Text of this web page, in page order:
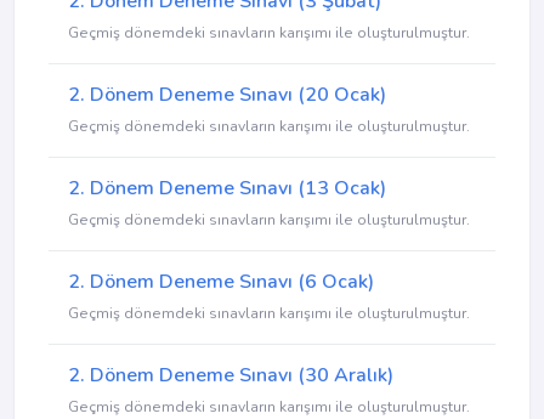
Geçmiş dönemdeki sınavların karışımı ile oluşturulmuştur.
2. Dönem Deneme Sınavı (20 Ocak)
Geçmiş dönemdeki sınavların karışımı ile oluşturulmuştur.
2. Dönem Deneme Sınavı (13 Ocak)
Geçmiş dönemdeki sınavların karışımı ile oluşturulmuştur.
2. Dönem Deneme Sınavı (6 Ocak)
Geçmiş dönemdeki sınavların karışımı ile oluşturulmuştur.
2. Dönem Deneme Sınavı (30 Aralık)
Geçmiş dönemdeki sınavların karışımı ile oluşturulmuştur.